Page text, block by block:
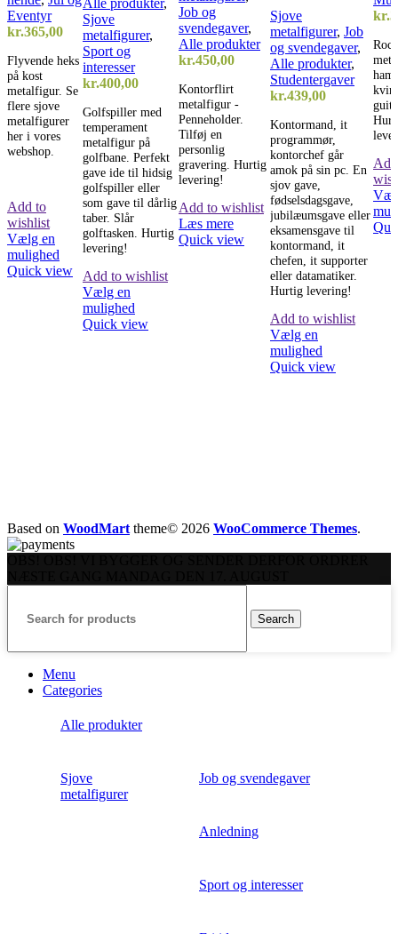
Eventyr
kr.365,00
Flyvende heks
på kost
metalfigur. Se
flere sjove
metalfigurer
her i vores
webshop.
Add to
wishlist
Vælg en
mulighed
Quick view
Alle produkter,
Sjove
metalfigurer,
Sport og
interesser
kr.400,00
Golfspiller med
temperament
metalfigur på
golfbane. Perfekt
gave ide til hidsig
golfspiller eller
som gave til dårlig
taber. Slår
golftasken. Hurtig
levering!
Add to wishlist
Vælg en
mulighed
Quick view
Job og
svendegaver,
Alle produkter
kr.450,00
Kontorflirt
metalfigur -
Penneholder.
Tilføj en
personlig
gravering. Hurtig
levering!
Add to wishlist
Læs mere
Quick view
Sjove
metalfigurer, Job
og svendegaver,
Alle produkter,
Studentergaver
kr.439,00
Kontormand, it
programmør,
kontorchef går
amok på sin pc. En
sjov gave,
fødselsdagsgave,
jubilæumsgave eller
eksamensgave til
kontormand, it
chefen, it supporter
eller datamatiker.
Hurtig levering!
Add to wishlist
Vælg en
mulighed
Quick view
kr.
Based on WoodMart theme© 2026 WooCommerce Themes.
Search
Menu
Categories
Alle produkter
Sjove
metalfigurer
Job og svendegaver
Anledning
Sport og interesser